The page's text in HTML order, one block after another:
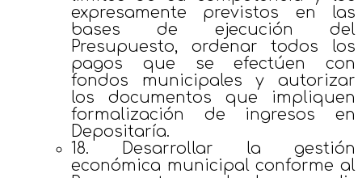
expresamente previstos en las
bases de ejecución del
Presupuesto, ordenar todos los
pagos que se efectúen con
fondos municipales y autorizar
los documentos que impliquen
formalización de ingresos en
Depositaría.
18. Desarrollar la gestión
económica municipal conforme al